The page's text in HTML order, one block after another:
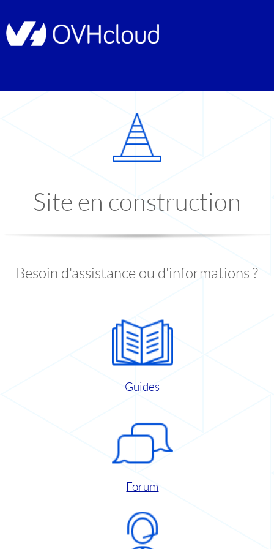
Site en construction
Besoin d'assistance ou d'informations ?
Guides
Forum